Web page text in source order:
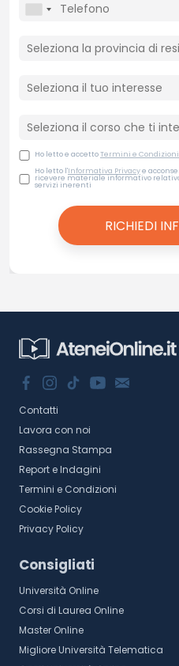
Ho letto e accettoTermini e
Ho letto l'Informativa Privacye
ricevere materiale informativo
servizi inerenti
Contatti
Lavora con noi
Rassegna Stampa
Report e Indagini
Termini e Condizioni
Cookie Policy
Privacy Policy
Consigliati
Università Online
Corsi di Laurea Online
Master Online
Migliore Università Telematica